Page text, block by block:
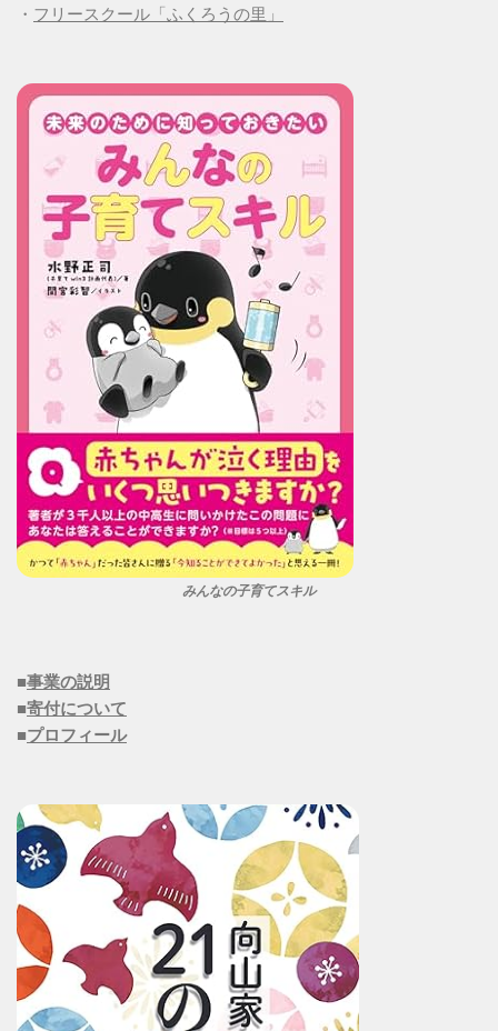
・ フリースクール「ふくろうの里」
みんなの子育てスキル
■事業の説明
■寄付について
■プロフィール